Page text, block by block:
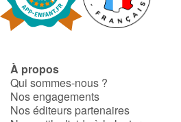
Fable, mythe, littérature et poésie
Ogres, monstres et sorcières
Héroïnes et héros
À propos
Qui sommes-nous ?
Nos engagements
Nos éditeurs partenaires